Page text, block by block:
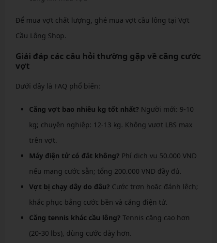
Để mua vợt chất lượng, ghé mua vợt cầu lông tại Vợt
Cầu Lông Shop.
Giải đáp các câu hỏi thường gặp về căng cước
vợt
Dưới đây là FAQ phổ biến:
Căng vợt bao nhiêu kg tốt nhất? Người mới: 9-10
kg; chuyên nghiệp: 12-13 kg. Không vượt LBS max
trên vợt.
Máy điện tử có đắt không? Phí dịch vụ 50.000 VND
nếu mang cước sẵn; tổng 200.000 VND đầy đủ.
Vợt bị chạy dây do đâu? Cước trơn hoặc đánh lệch;
khắc phục bằng cước bền và căng điện tử.
Căng tennis khác cầu lông? Tennis căng cao hơn
(20-30 lbs), dùng cước dày hơn.